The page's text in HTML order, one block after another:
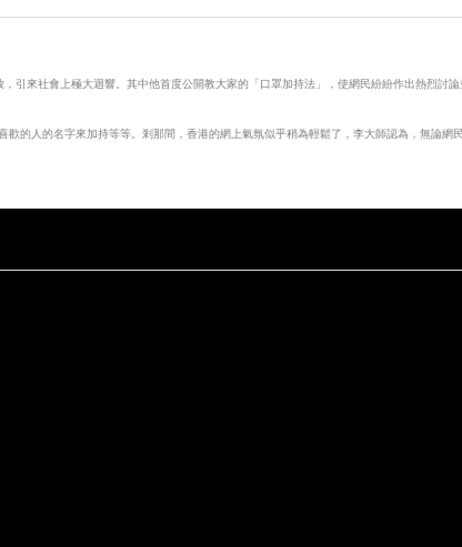
，引來社會上極大迴響。其中他首度公開教大家的「口罩加持法」，使網民紛紛作出熱烈討
的人的名字來加持等等。剎那間，香港的網上氣氛似乎稍為輕鬆了，李大師認為，無論網